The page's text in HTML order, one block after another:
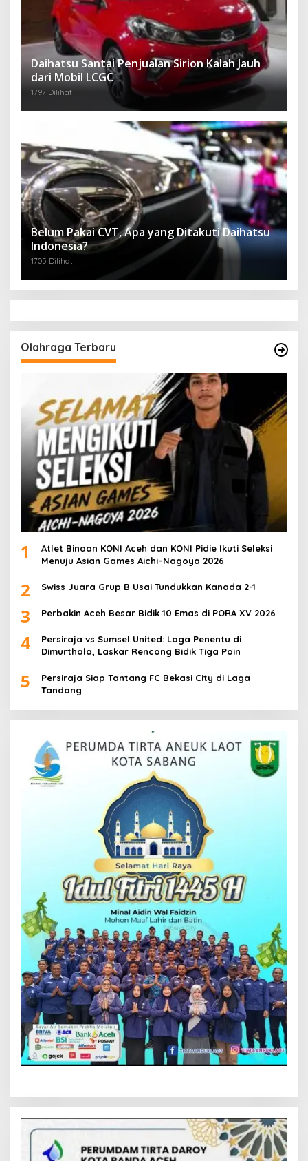
Daihatsu Santai Penjualan Sirion Kalah Jauh
dari Mobil LCGC
1797 Dilihat
Belum Pakai CVT, Apa yang Ditakuti Daihatsu
Indonesia?
1705 Dilihat
Olahraga Terbaru
1
Atlet Binaan KONI Aceh dan KONI Pidie Ikuti Seleksi
Menuju Asian Games Aichi–Nagoya 2026
2 Swiss Juara Grup B Usai Tundukkan Kanada 2-1
3 Perbakin Aceh Besar Bidik 10 Emas di PORA XV 2026
4
Persiraja vs Sumsel United: Laga Penentu di
Dimurthala, Laskar Rencong Bidik Tiga Poin
5
Persiraja Siap Tantang FC Bekasi City di Laga
Tandang